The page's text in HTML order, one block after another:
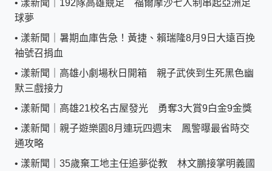
• 漾新聞｜192隊高雄競足 福爾摩沙七人制串起亞洲足
球夢
• 漾新聞｜暑期血庫告急！黃捷、賴瑞隆8月9日大遠百挽
袖號召捐血
• 漾新聞｜高雄小劇場秋日開箱 親子武俠到生死黑色幽
默三戲接力
• 漾新聞｜高雄21校名古屋發光 勇奪3大賞9白金9金獎
• 漾新聞｜親子遊樂園8月連玩四週末 鳳警曝最省時交
通攻略
• 漾新聞｜35歲棄工地主任追夢從教 林文鵬接掌明義國